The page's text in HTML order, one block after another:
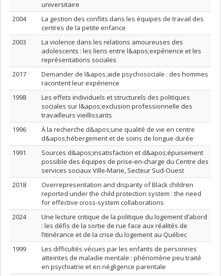
universitaire
2004
La gestion des conflits dans les équipes de travail des
centres de la petite enfance
2003
La violence dans les relations amoureuses des
adolescents : les liens entre l&apos;expérience et les
représentations sociales
2017
Demander de l&apos;aide psychosociale : des hommes
racontent leur expérience
1998
Les effets individuels et structurels des politiques
sociales sur l&apos;exclusion professionnelle des
travailleurs vieillissants
1996
À la recherche d&apos;une qualité de vie en centre
d&apos;hébergement et de soins de longue durée
1991
Sources d&apos;insatisfaction et d&apos;épuisement
possible des équipes de prise-en-charge du Centre des
services sociaux Ville-Marie, Secteur Sud-Ouest
2018
Overrepresentation and disparity of Black children
reported under the child protection system : the need
for effective cross-system collaborations
2024
Une lecture critique de la politique du logement d’abord
: les défis de la sortie de rue face aux réalités de
l’itinérance et de la crise du logement au Québec
1999
Les difficultés vécues par les enfants de personnes
atteintes de maladie mentale : phénomène peu traité
en psychiatrie et en négligence parentale